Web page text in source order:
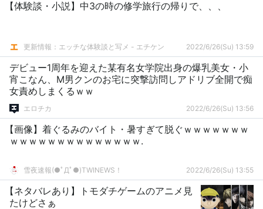
【体験談・小説】中3の時の修学旅行の帰りで、、、
更新情報：エッチな体験談と写メ - エチケン 2022/6/26(Su) 13:59
デビュー1周年を迎えた某有名女学院出身の爆乳美女・小
宵こなん、M男クンのお宅に突撃訪問しアドリブ全開で痴
女責めしまくるｗｗ
エロチカ 2022/6/26(Su) 13:56
【画像】着ぐるみのバイト・暑すぎて脱ぐｗｗｗｗｗｗｗ
ｗｗｗｗｗｗｗｗｗｗｗｗｗｗ.
雪夜速報(●ﾟДﾟ●)TWINEWS！ 2022/6/26(Su) 13:55
【ネタバレあり】トモダチゲームのアニメ見
たけどさぁ